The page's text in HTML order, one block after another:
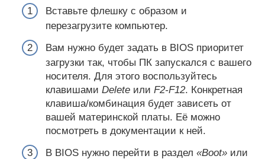
Вставьте флешку с образом и
перезагрузите компьютер.
Вам нужно будет задать в BIOS приоритет
загрузки так, чтобы ПК запускался с вашего
носителя. Для этого воспользуйтесь
клавишами Delete или F2-F12. Конкретная
клавиша/комбинация будет зависеть от
вашей материнской платы. Её можно
посмотреть в документации к ней.
В BIOS нужно перейти в раздел «Boot» или